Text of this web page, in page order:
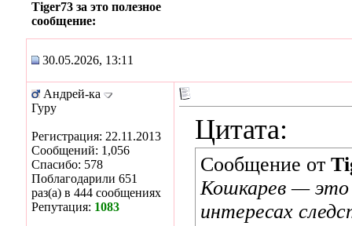
Tiger73 за это полезное
сообщение:
30.05.2026, 13:11
Андрей-ка
Гуру
Регистрация: 22.11.2013
Сообщений: 1,056
Спасибо: 578
Поблагодарили 651
раз(а) в 444 сообщениях
Репутация: 1083
Цитата:
Сообщение от
Кошкарев — это
интересах